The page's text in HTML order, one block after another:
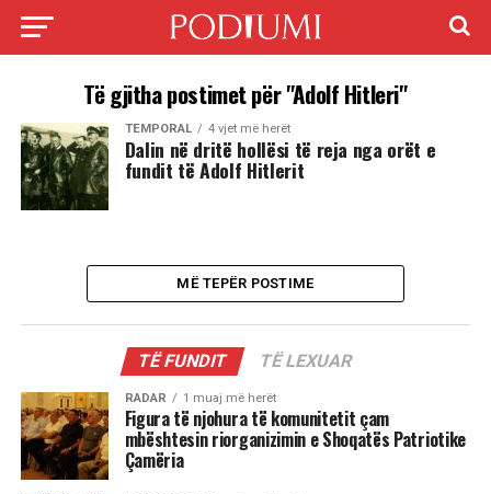
Të gjitha postimet për "Adolf Hitleri"
TEMPORAL 4 vjet më herët
Dalin në dritë hollësi të reja nga orët e
fundit të Adolf Hitlerit
MË TEPËR POSTIME
TË FUNDIT TË LEXUAR
RADAR 1 muaj më herët
Figura të njohura të komunitetit çam
mbështesin riorganizimin e Shoqatës Patriotike
Çamëria